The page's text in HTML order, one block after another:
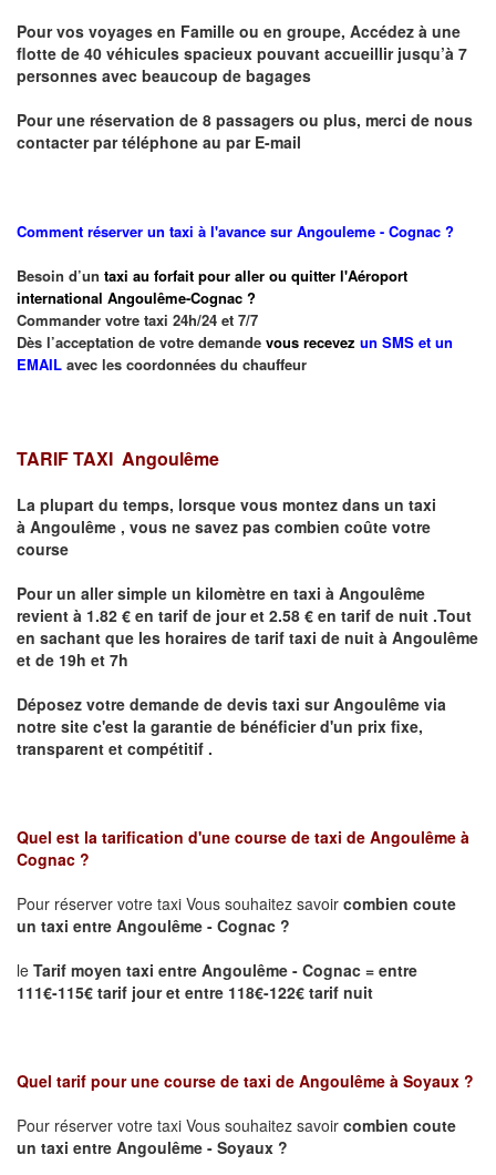
Pour vos voyages en Famille ou en groupe, Accédez à une
flotte de 40 véhicules spacieux pouvant accueillir jusqu’à 7
personnes avec beaucoup de bagages
Pour une réservation de 8 passagers ou plus, merci de nous
contacter par téléphone au par E-mail
Comment réserver un taxi à l'avance sur Angouleme - Cognac ?
Besoin d’un taxi au forfait pour aller ou quitter l'Aéroport
international Angoulême-Cognac ?
Commander votre taxi 24h/24 et 7/7
Dès l’acceptation de votre demande vous recevez un SMS et un
EMAIL avec les coordonnées du chauffeur
TARIF TAXI Angoulême
La plupart du temps, lorsque vous montez dans un taxi
à Angoulême , vous ne savez pas combien coûte votre
course
Pour un aller simple un kilomètre en taxi à Angoulême
revient à 1.82 € en tarif de jour et 2.58 € en tarif de nuit .Tout
en sachant que les horaires de tarif taxi de nuit à Angoulême
et de 19h et 7h
Déposez votre demande de devis taxi surAngoulême via
notre site c'est la garantie de bénéficier d'un prix fixe,
transparent et compétitif .
Quel est la tarification d'une course de taxi de Angoulême à
Cognac ?
Pour réserver votre taxi Vous souhaitez savoir combien coute
un taxi entre Angoulême - Cognac ?
le Tarif moyen taxi entre Angoulême - Cognac = entre
111€-115€ tarif jour et entre 118€-122€ tarif nuit
Quel tarif pour une course de taxi de Angoulême à Soyaux ?
Pour réserver votre taxi Vous souhaitez savoir combien coute
un taxi entre Angoulême - Soyaux ?